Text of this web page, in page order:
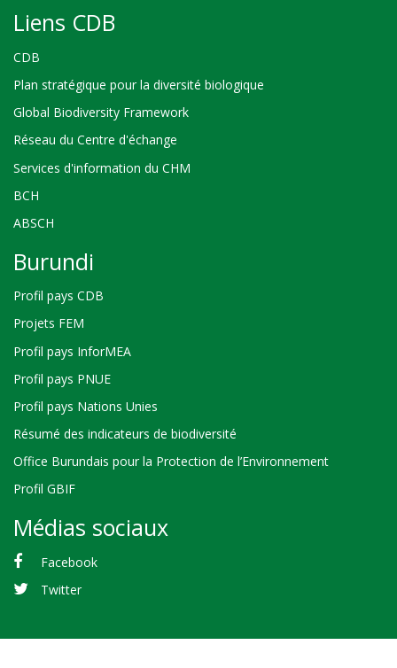
Liens CDB
CDB
Plan stratégique pour la diversité biologique
Global Biodiversity Framework
Réseau du Centre d'échange
Services d'information du CHM
BCH
ABSCH
Burundi
Profil pays CDB
Projets FEM
Profil pays InforMEA
Profil pays PNUE
Profil pays Nations Unies
Résumé des indicateurs de biodiversité
Office Burundais pour la Protection de l’Environnement
Profil GBIF
Médias sociaux
Facebook
Twitter